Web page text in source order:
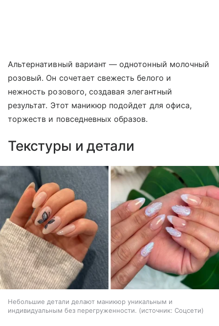
Альтернативный вариант — однотонный молочный
розовый. Он сочетает свежесть белого и
нежность розового, создавая элегантный
результат. Этот маникюр подойдет для офиса,
торжеств и повседневных образов.
Текстуры и детали
Небольшие детали делают маникюр уникальным и
индивидуальным без перегруженности.
источник: Соцсети